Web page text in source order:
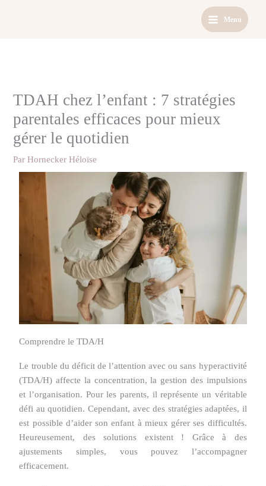
Menu
TDAH chez l’enfant : 7 stratégies
parentales efficaces pour mieux
gérer le quotidien
ParHornecker Héloïse
Comprendre le TDA/H
Le trouble du déficit de l’attention avec ou sans hyperactivité
(TDA/H) affecte la concentration, la gestion des impulsions
et l’organisation. Pour les parents, il représente un véritable
défi au quotidien. Cependant, avec des stratégies adaptées, il
est possible d’aider son enfant à mieux gérer ses difficultés.
Heureusement, des solutions existent ! Grâce à des
ajustements simples, vous pouvez l’accompagner
efficacement.